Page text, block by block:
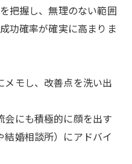
把握し、無理のない範囲
功確率が確実に高まりま
モし、改善点を洗い出
にも積極的に顔を出す
婚相談所）にアドバイ